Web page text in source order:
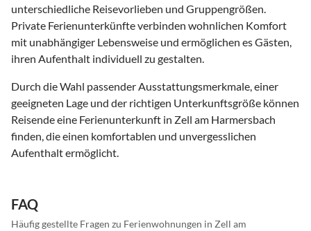
unterschiedliche Reisevorlieben und Gruppengrößen.
Private Ferienunterkünfte verbinden wohnlichen Komfort
mit unabhängiger Lebensweise und ermöglichen es Gästen,
ihren Aufenthalt individuell zu gestalten.
Durch die Wahl passender Ausstattungsmerkmale, einer
geeigneten Lage und der richtigen Unterkunftsgröße können
Reisende eine Ferienunterkunft in Zell am Harmersbach
finden, die einen komfortablen und unvergesslichen
Aufenthalt ermöglicht.
FAQ
Häufig gestellte Fragen zu Ferienwohnungen in Zell am